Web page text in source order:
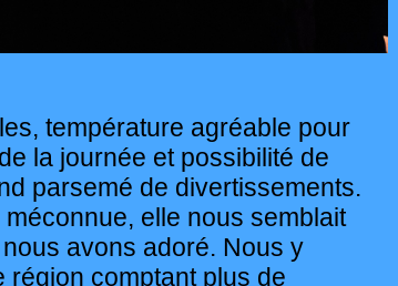
température agréable pour
la journée et possibilité de
parsemé de divertissements.
elle nous semblait
avons adoré. Nous y
région comptant plus de